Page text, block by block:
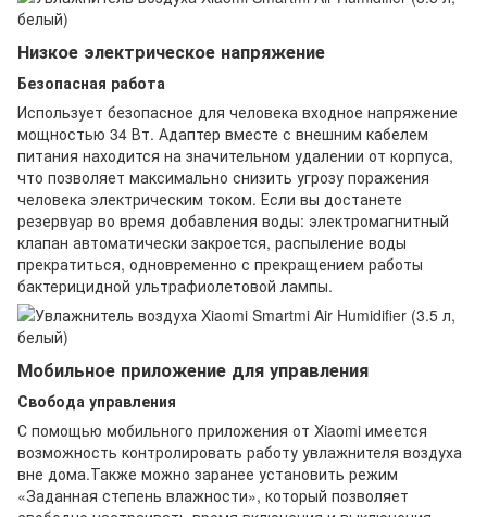
Низкое электрическое напряжение
Безопасная работа
Использует безопасное для человека входное напряжение
мощностью 34 Вт. Адаптер вместе с внешним кабелем
питания находится на значительном удалении от корпуса,
что позволяет максимально снизить угрозу поражения
человека электрическим током. Если вы достанете
резервуар во время добавления воды: электромагнитный
клапан автоматически закроется, распыление воды
прекратиться, одновременно с прекращением работы
бактерицидной ультрафиолетовой лампы.
Мобильное приложение для управления
Свобода управления
С помощью мобильного приложения от Xiaomi имеется
возможность контролировать работу увлажнителя воздуха
вне дома.Также можно заранее установить режим
«Заданная степень влажности», который позволяет